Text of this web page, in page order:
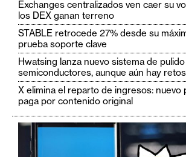
r
c
a
d
o
s
B
Exchanges centralizados ven caer su
los DEX ganan terreno
STABLE retrocede 27% desde su
prueba soporte clave
Hwatsing lanza nuevo sistema de
semiconductores, aunque aún hay
X elimina el reparto de ingresos: nuevo
paga por contenido original